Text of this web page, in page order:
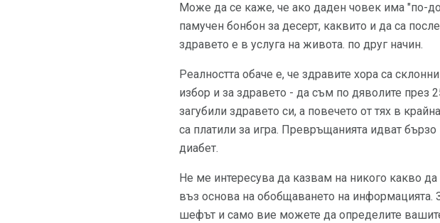
Може да се каже, че ако даден човек има "по-
памучен бонбон за десерт, каквито и да са
здравето е в услуга на живота. по друг начин.
Реалността обаче е, че здравите хора са
избор и за здравето - да съм по дяволите през
загубили здравето си, а повечето от тях в
са платили за игра. Превръщанията идват
диабет.
Не ме интересува да казвам на никого какво
въз основа на обобщаването на информацията.
шефът и само вие можете да определите